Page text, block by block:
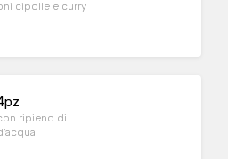
cipolle e curry
ripieno di